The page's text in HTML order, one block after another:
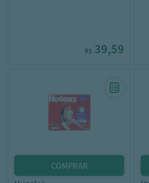
R$ 39,59